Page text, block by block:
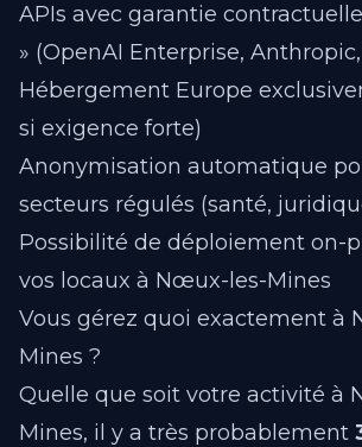
APIs avec garantie
» (OpenAI Enterprise,
Hébergement Europe
si exigence forte)
Anonymisation automatique
secteurs régulés (santé,
Possibilité de déploiement on-
vos locaux à Nœux-les-Mines
Vous gérez quoi exactement à
Mines ?
Quelle que soit votre activité à
Mines, il y a très probablement